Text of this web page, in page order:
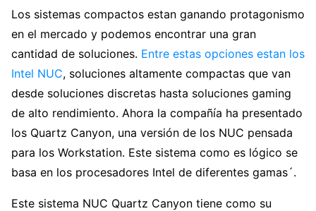
Los sistemas compactos estan ganando protagonismo
en el mercado y podemos encontrar una gran
cantidad de soluciones. Entre estas opciones estan los
Intel NUC, soluciones altamente compactas que van
desde soluciones discretas hasta soluciones gaming
de alto rendimiento. Ahora la compañía ha presentado
los Quartz Canyon, una versión de los NUC pensada
para los Workstation. Este sistema como es lógico se
basa en los procesadores Intel de diferentes gamas´.
Este sistema NUC Quartz Canyon tiene como su